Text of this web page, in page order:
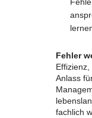
Fehler
Anlass
fachlich